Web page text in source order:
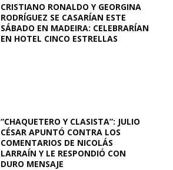
CRISTIANO RONALDO Y GEORGINA
RODRÍGUEZ SE CASARÍAN ESTE
SÁBADO EN MADEIRA: CELEBRARÍAN
EN HOTEL CINCO ESTRELLAS
“CHAQUETERO Y CLASISTA”: JULIO
CÉSAR APUNTÓ CONTRA LOS
COMENTARIOS DE NICOLÁS
LARRAÍN Y LE RESPONDIÓ CON
DURO MENSAJE